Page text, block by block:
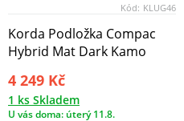
Kód: KLUG46
Korda Podložka Compac
Hybrid Mat Dark Kamo
4 249 Kč
1 ks Skladem
U vás doma: úterý 11.8.